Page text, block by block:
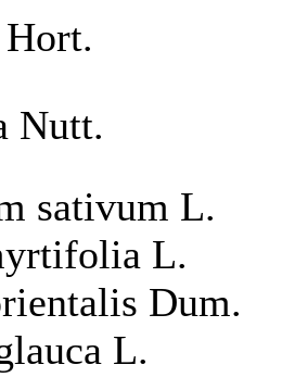
Hort.
Nutt.
sativum L.
L.
Dum.
L.